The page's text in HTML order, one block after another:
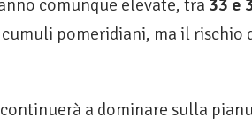
comunque elevate, tra 33 e
pomeridiani, ma il rischio
a dominare sulla